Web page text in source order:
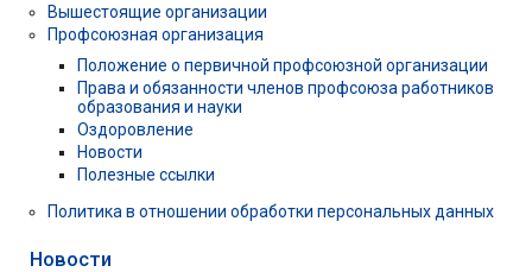
Вышестоящие организации
Профсоюзная организация
Положение о первичной профсоюзной организации
Права и обязанности членов профсоюза работников
образования и науки
Оздоровление
Новости
Полезные ссылки
Политика в отношении обработки персональных данных
Новости